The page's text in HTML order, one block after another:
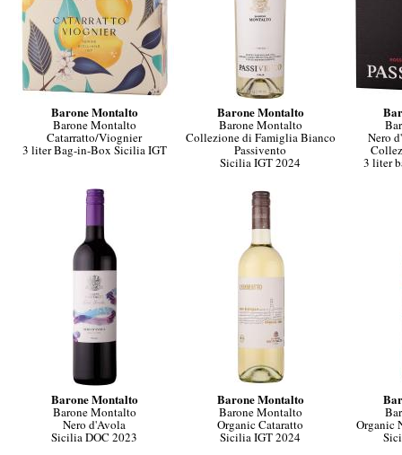
Barone Montalto
Barone Montalto
Catarratto/Viognier
3 liter Bag-in-Box Sicilia IGT
Barone Montalto
Barone Montalto
Collezione di Famiglia Bianco
Passivento
Sicilia IGT 2024
Nero
3 liter
Barone Montalto
Barone Montalto
Nero d'Avola
Sicilia DOC 2023
Barone Montalto
Barone Montalto
Organic Cataratto
Sicilia IGT 2024
Organic